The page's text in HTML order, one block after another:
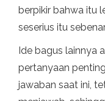
berpikir bahwa itu
seserius itu
Ide bagus lainnya
pertanyaan
jawaban saat ini,